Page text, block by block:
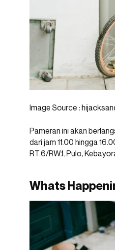
Image Source :
Pameran ini akan
dari jam 11.00 hingga
RT.6/RW.1, Pulo,
Whats